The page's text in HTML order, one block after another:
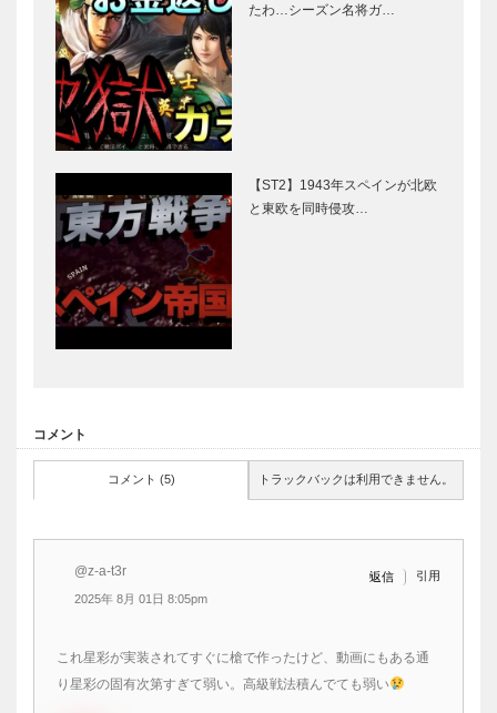
たわ…シーズン名将ガ…
【ST2】1943年スペインが北欧
と東欧を同時侵攻…
コメント
コメント (5) トラックバックは利用できません。
@z-a-t3r
2025年 8月 01日 8:05pm
返信 引用
これ星彩が実装されてすぐに槍で作ったけど、動画にもある通
り星彩の固有次第すぎて弱い。高級戦法積んでても弱い